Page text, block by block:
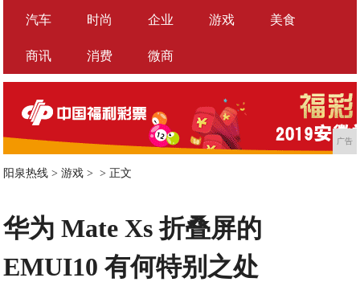
汽车 时尚 企业 游戏 美食
商讯 消费 微商
广告
阳泉热线 >游戏 > > 正文
华为 Mate Xs 折叠屏的
EMUI10 有何特别之处